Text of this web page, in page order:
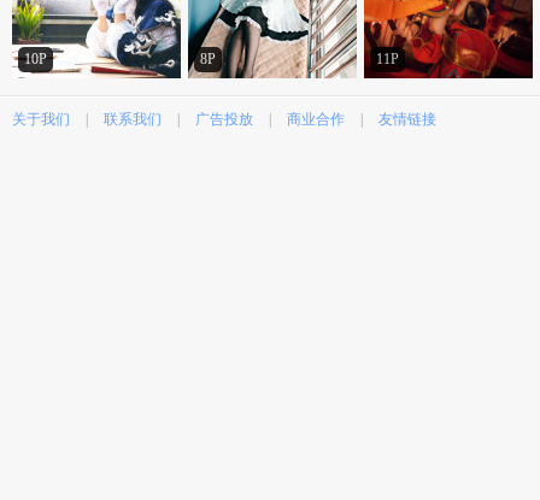
10P 8P 11P
关于我们 联系我们 广告投放 商业合作 友情链接